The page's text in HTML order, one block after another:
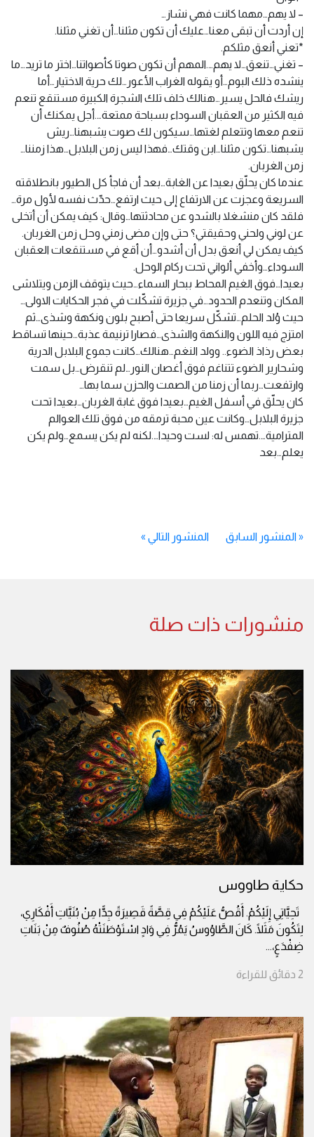
– لا يهم…مهما كانت فهي نشاز…
إن أردت أن تبقى معنا…عليك أن تكون مثلنا…أن تغني مثلنا.
*تعني أنعق مثلكم.
– تغني…تنعق…لا يهم….المهم أن تكون صوتا كأصواتنا…اختر ما تريد…ما
ينشده ذلك البوم…أو يقوله الغراب الأعور…لك حرية الاختيار…أما
ريشك فالحل يسير…هنالك خلف تلك الشجرة الكبيرة مستنقع تنعم
فيه الكثير من العقبان السوداء بسباحة ممتعة….أجل يمكنك أن
تنعم معها وتتعلم لغتها…سيكون لك صوت يشبهنا…ريش
يشبهنا…تكون مثلنا…ابن وقتك…فهذا ليس زمن البلابل…هذا زمننا…
زمن الغربان.
عندما كان يحلّق بعيدا عن الغابة…بعد أن فاجأ كل الطيور بانطلاقته
السريعة وعجزت عن الارتفاع إلى حيث ارتفع…حدّث نفسه لأول مرة…
فلقد كان منشغلا بالشدو عن محادثتها…وقال: كيف يمكن أن أتخلى
عن لوني ولحني وحقيقتي؟ حتى وإن مضى زمني وحل زمن الغربان.
كيف يمكن لي أنعق بدل أن أشدو…أن أقع في مستنقعات العقبان
السوداء…وأخفي ألواني تحت ركام الوحل.
بعيدا…فوق الغيم المحاط ببحار السماء…حيث يتوقف الزمن ويتلاشى
المكان وتنعدم الحدود…في جزيرة تشكّلت في فجر الحكايات الاولى…
حيث وُلد الحلم…تشكّل سريعا حتى أصبح بلون ونكهة وشذى…ثم
امتزج فيه اللون والنكهة والشذى…فصارا ترنيمة عذبة…حينها تساقط
بعض رذاذ الضوء.. وولد النغم…هنالك…كانت جموع البلابل الدرية
وشحارير الضوء تتناغم فوق أغصان النور…لم تنقرض…بل سمت
وارتفعت…ربما أن زمنا من الصمت والحزن سما بها…
كان يحلّق في أسفل الغيم…بعيدا فوق غابة الغربان…بعيدا تحت
جزيرة البلابل…وكانت عين محبة ترمقه من فوق تلك العوالم
المترامية….تهمس له: لست وحيدا….لكنه لم يكن يسمع…ولم يكن
يعلم…بعد
«المنشور السابق المنشور التالي »
منشورات ذات صلة
حكاية طاووس
تَحِيَّاتِي إِلَيْكُمْ. أَقُصُّ عَلَيْكُمْ فِي قِصَّةً قَصِيرَةً جِدًّا مِنْ بُنَيَّاتِ أَفْكَارِي،
لِتَكُونَ مَثَلًا. كَانَ الطَّاوُوسُ يَمُرُّ فِي وَادٍ اسْتَوْطَنَتْهُ صُنُوفٌ مِنْ بَنَاتِ
ضِفْدَعٍ،...
2 دقائق للقراءة